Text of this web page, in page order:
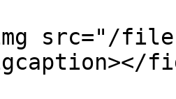
src="/files/